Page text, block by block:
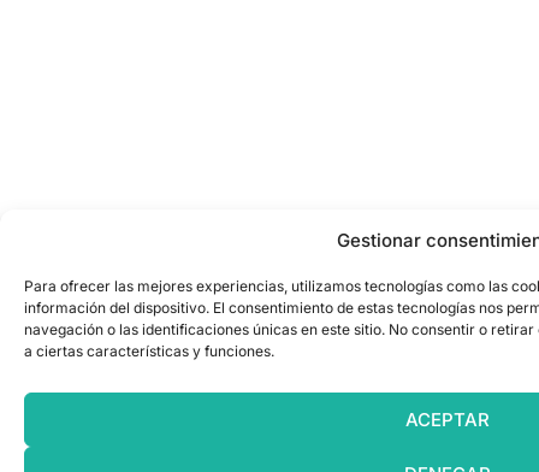
Gestionar
Para ofrecer las mejores experiencias, utilizamos tecnologías como las
información del dispositivo. El consentimiento de estas tecnologías nos
navegación o las identificaciones únicas en este sitio. No consentir o
a ciertas características y funciones.
ACEPTAR